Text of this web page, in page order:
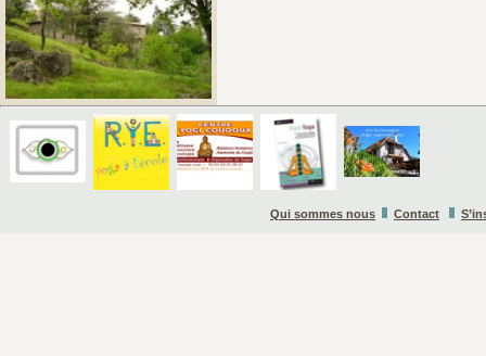
Qui sommes nous Contact